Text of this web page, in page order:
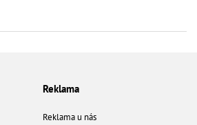
Reklama
Reklama u nás